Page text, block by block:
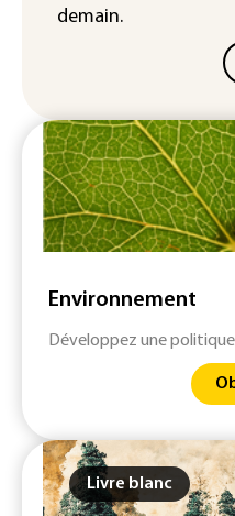
demain.
Environnement
Développez une
Livre blanc